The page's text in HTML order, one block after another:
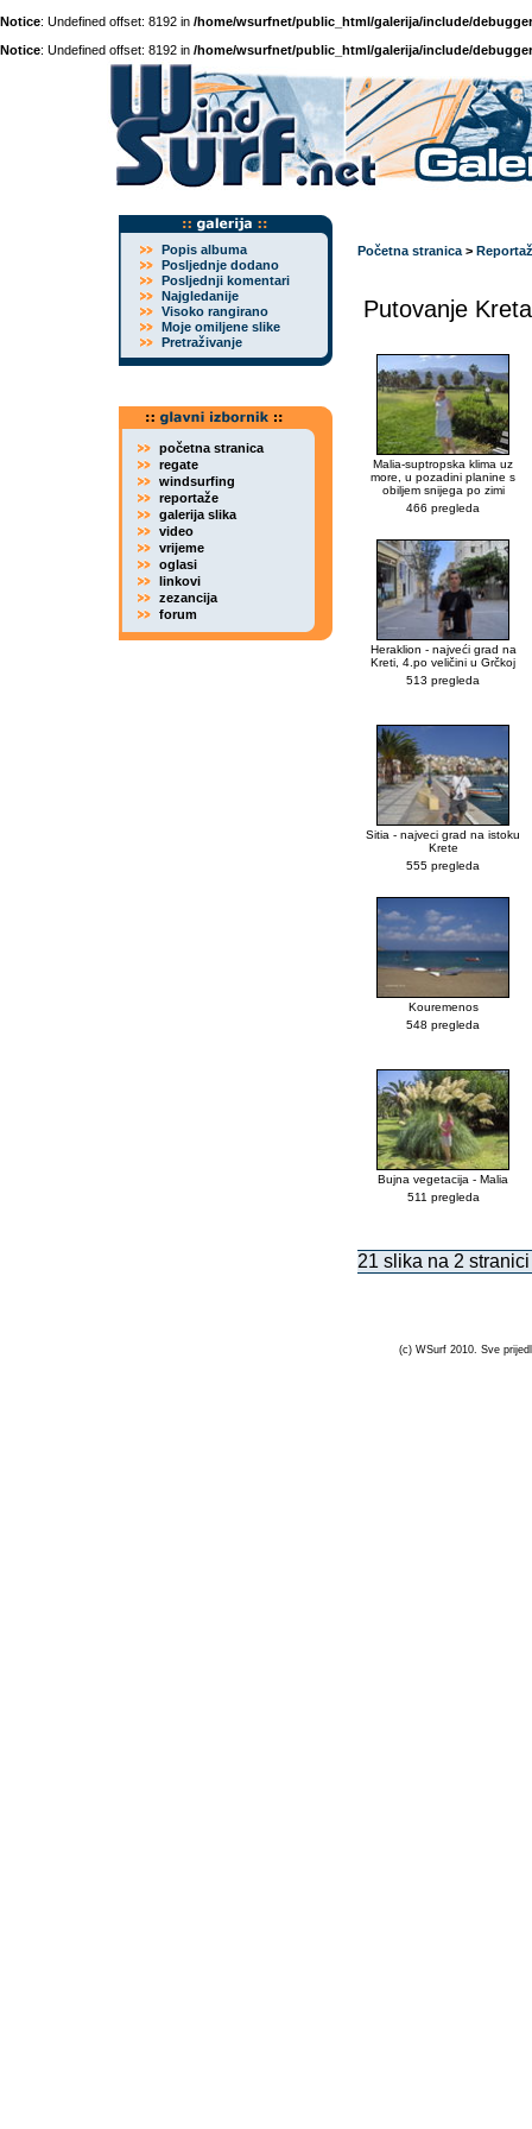
Notice: Undefined offset: 8192 in /home/wsurfnet/public_html/galerija/include/
Notice: Undefined offset: 8192 in /home/wsurfnet/public_html/galerija/include/
Popis albuma
Posljednje dodano
Posljednji komentari
Najgledanije
Visoko rangirano
Moje omiljene slike
Pretraživanje
početna stranica
regate
windsurfing
reportaže
galerija slika
video
vrijeme
oglasi
linkovi
zezancija
forum
Početna stranica >
Putovanje
Malia-suptropska klima uz
more, u pozadini planine s
obiljem snijega po zimi
466 pregleda
Heraklion - najveći grad na
Kreti, 4.po veličini u Grčkoj
513 pregleda
Sitia - najveci grad na istoku
Krete
555 pregleda
Kouremenos
548 pregleda
Bujna vegetacija - Malia
511 pregleda
21 slika na 2 stranici
(c) WSurf 2010. Sve